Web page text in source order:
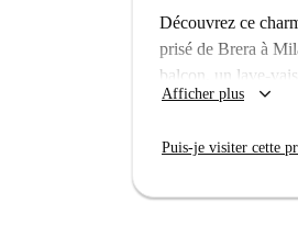
Découvrez ce
prisé de Brera à
balcon, un lave-
étudiants.
Situé à proximité
Plongez au cœur
Afficher plus keyboard_arrow_down
Puis-je visiter cette